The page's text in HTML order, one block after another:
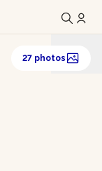
27 photos